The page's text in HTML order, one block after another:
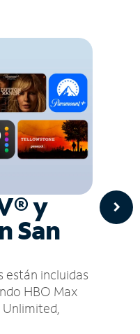
y
San
están incluidas
HBO Max